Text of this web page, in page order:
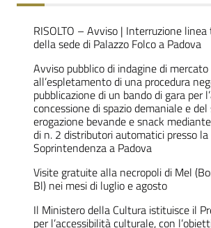
RISOLTO – Avviso | Interruzione
della sede di Palazzo Folco a Padova
Avviso pubblico di indagine di
all’espletamento di una procedura
pubblicazione di un bando di gara per
concessione di spazio demaniale e del
erogazione bevande e snack
di n. 2 distributori automatici presso
Soprintendenza a Padova
Visite gratuite alla necropoli di Mel
Bl) nei mesi di luglio e agosto
Il Ministero della Cultura istituisce il
per l’accessibilità culturale, con